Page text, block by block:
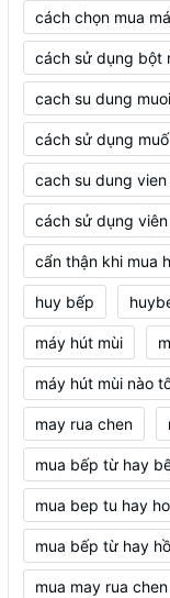
cách chọn mua
cách sử dụng bột
cach su dung
cách sử dụng
cach su dung
cách sử dụng
cẩn thận khi mua
huy bếp
máy hút mùi
máy hút mùi nào
may rua chen
mua bếp từ hay
mua bep tu hay
mua bếp từ hay
mua may rua chen